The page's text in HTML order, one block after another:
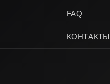
FAQ
КОНТАКТЫ